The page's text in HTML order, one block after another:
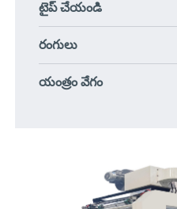
టైప్ చేయండి
రంగులు
యంత్రం వేగం